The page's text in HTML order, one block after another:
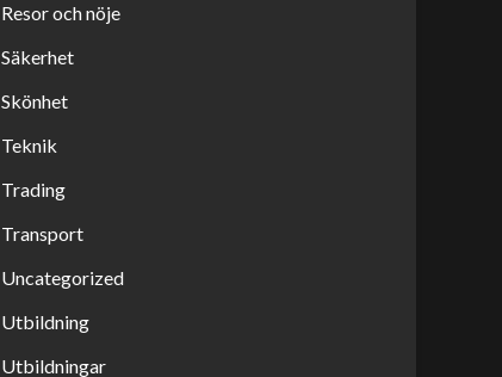
Resor och nöje
Säkerhet
Skönhet
Teknik
Trading
Transport
Uncategorized
Utbildning
Utbildningar